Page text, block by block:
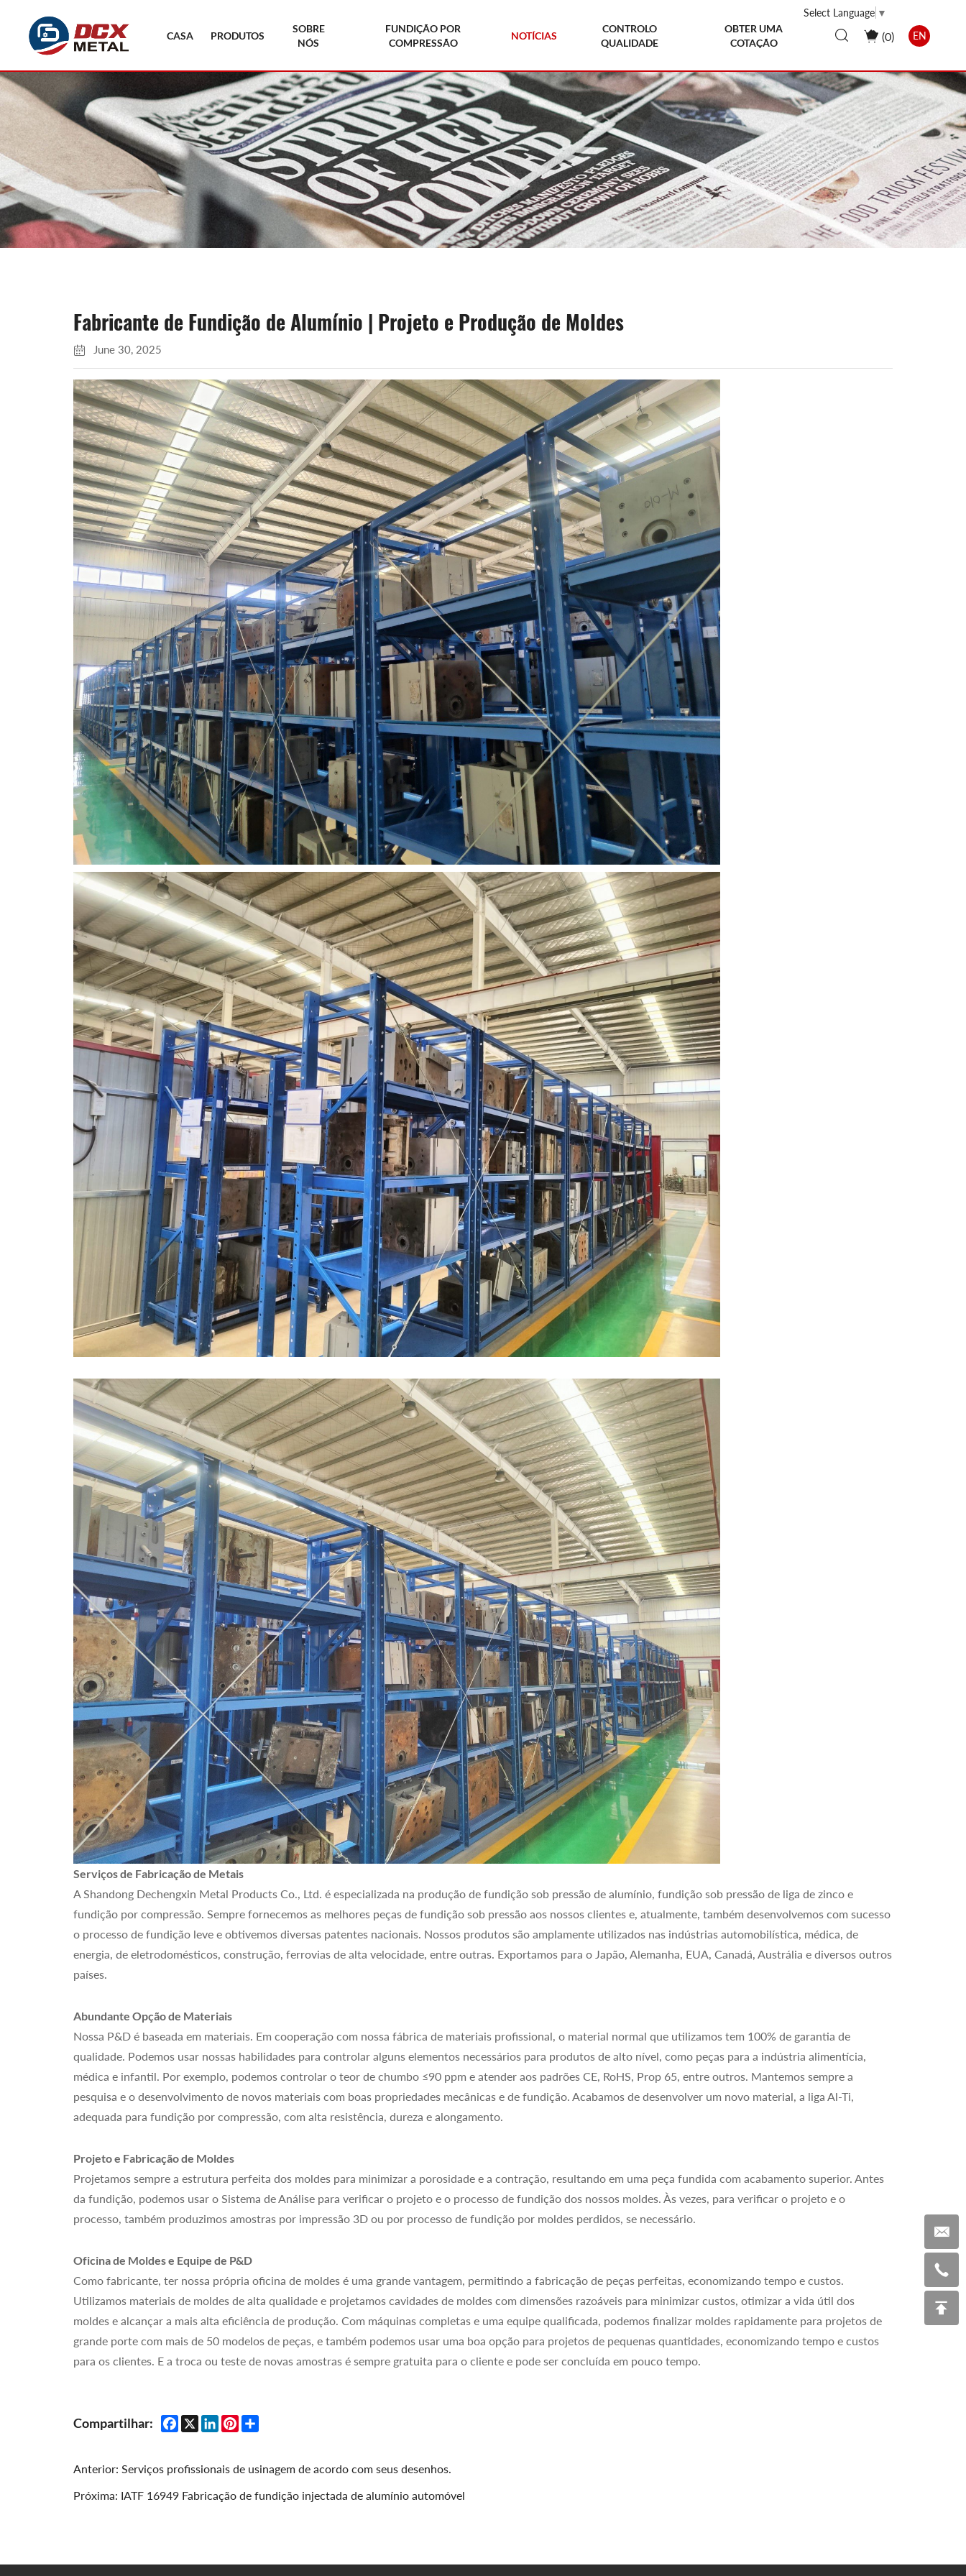
CASA PRODUTOS
SOBRE
NÓS
FUNDIÇÃO POR
COMPRESSÃO
NOTÍCIAS
CONTROLO
QUALIDADE
OBTER UMA
COTAÇÃO
Select Language ▼
(0) EN
Fabricante de Fundição de Alumínio | Projeto e Produção de Moldes
June 30, 2025
Serviços de Fabricação de Metais
A Shandong Dechengxin Metal Products Co., Ltd. é especializada na produção de fundição sob pressão de alumínio, fundição sob pressão de liga de zinco e
fundição por compressão. Sempre fornecemos as melhores peças de fundição sob pressão aos nossos clientes e, atualmente, também desenvolvemos com sucesso
o processo de fundição leve e obtivemos diversas patentes nacionais. Nossos produtos são amplamente utilizados nas indústrias automobilística, médica, de
energia, de eletrodomésticos, construção, ferrovias de alta velocidade, entre outras. Exportamos para o Japão, Alemanha, EUA, Canadá, Austrália e diversos outros
países.
Abundante Opção de Materiais
Nossa P&D é baseada em materiais. Em cooperação com nossa fábrica de materiais profissional, o material normal que utilizamos tem 100% de garantia de
qualidade. Podemos usar nossas habilidades para controlar alguns elementos necessários para produtos de alto nível, como peças para a indústria alimentícia,
médica e infantil. Por exemplo, podemos controlar o teor de chumbo ≤90 ppm e atender aos padrões CE, RoHS, Prop 65, entre outros. Mantemos sempre a
pesquisa e o desenvolvimento de novos materiais com boas propriedades mecânicas e de fundição. Acabamos de desenvolver um novo material, a liga Al-Ti,
adequada para fundição por compressão, com alta resistência, dureza e alongamento.
Projeto e Fabricação de Moldes
Projetamos sempre a estrutura perfeita dos moldes para minimizar a porosidade e a contração, resultando em uma peça fundida com acabamento superior. Antes
da fundição, podemos usar o Sistema de Análise para verificar o projeto e o processo de fundição dos nossos moldes. Às vezes, para verificar o projeto e o
processo, também produzimos amostras por impressão 3D ou por processo de fundição por moldes perdidos, se necessário.
Oficina de Moldes e Equipe de P&D
Como fabricante, ter nossa própria oficina de moldes é uma grande vantagem, permitindo a fabricação de peças perfeitas, economizando tempo e custos.
Utilizamos materiais de moldes de alta qualidade e projetamos cavidades de moldes com dimensões razoáveis para minimizar custos, otimizar a vida útil dos
moldes e alcançar a mais alta eficiência de produção. Com máquinas completas e uma equipe qualificada, podemos finalizar moldes rapidamente para projetos de
grande porte com mais de 50 modelos de peças, e também podemos usar uma boa opção para projetos de pequenas quantidades, economizando tempo e custos
para os clientes. E a troca ou teste de novas amostras é sempre gratuita para o cliente e pode ser concluída em pouco tempo.
Compartilhar: Facebook
X LinkedInPinterest
Anterior: Serviços profissionais de usinagem de acordo com seus desenhos.
Próxima: IATF 16949 Fabricação de fundição injectada de alumínio automóvel